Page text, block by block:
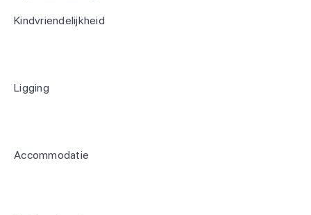
Kindvriendelijkheid
Ligging
Accommodatie